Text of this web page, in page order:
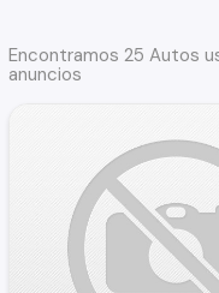
Encontramos 25 Autos
anuncios